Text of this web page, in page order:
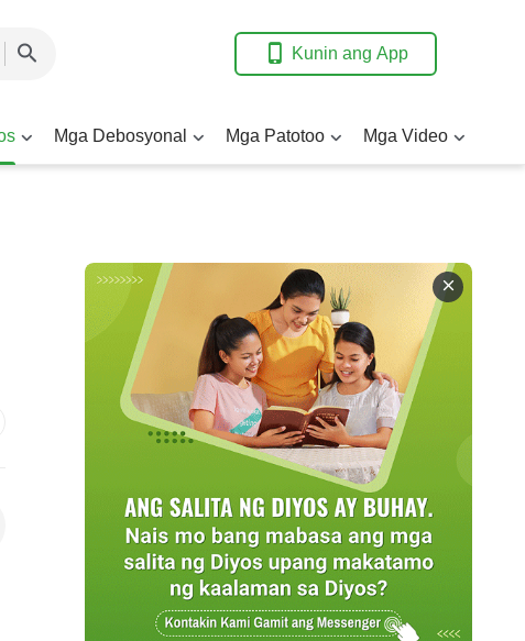
Kunin ang App
Mga Debosyonal Mga Patotoo Mga Video